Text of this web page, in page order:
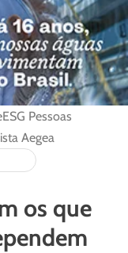
ESG Pessoas
Aegea
os que